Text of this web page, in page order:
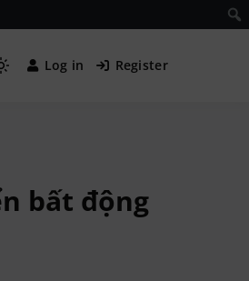
Log in Register
bất động